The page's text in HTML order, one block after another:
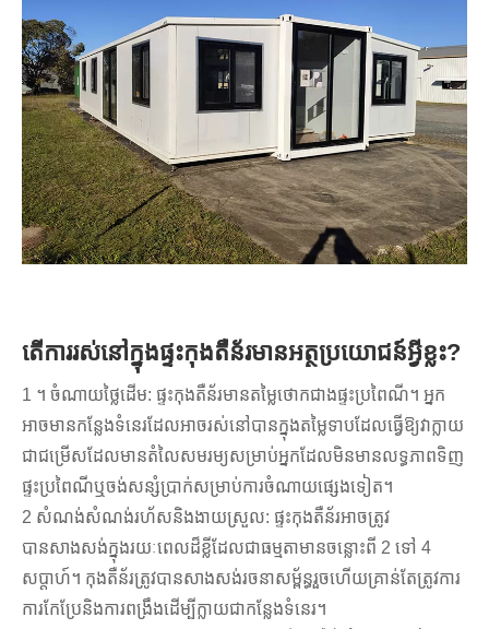
តើការរស់នៅក្នុងផ្ទះកុងតឺន័រមានអត្ថប្រយោជន៍អ្វីខ្លះ?
1 ។ ចំណាយថ្លៃដើម: ផ្ទះកុងតឺន័រមានតម្លៃថោកជាងផ្ទះប្រពៃណី។ អ្នក
អាចមានកន្លែងទំនេរដែលអាចរស់នៅបានក្នុងតម្លៃទាបដែលធ្វើឱ្យវាក្លាយ
ជាជម្រើសដែលមានតំលៃសមរម្យសម្រាប់អ្នកដែលមិនមានលទ្ធភាពទិញ
ផ្ទះប្រពៃណីឬចង់សន្សំប្រាក់សម្រាប់ការចំណាយផ្សេងទៀត។
2 សំណង់សំណង់រហ័សនិងងាយស្រួល: ផ្ទះកុងតឺន័រអាចត្រូវ
បានសាងសង់ក្នុងរយៈពេលដ៏ខ្លីដែលជាធម្មតាមានចន្លោះពី 2 ទៅ 4
សប្តាហ៍។ កុងតឺន័រត្រូវបានសាងសង់រចនាសម្ព័ន្ធរួចហើយគ្រាន់តែត្រូវការ
ការកែប្រែនិងការពង្រឹងដើម្បីក្លាយជាកន្លែងទំនេរ។